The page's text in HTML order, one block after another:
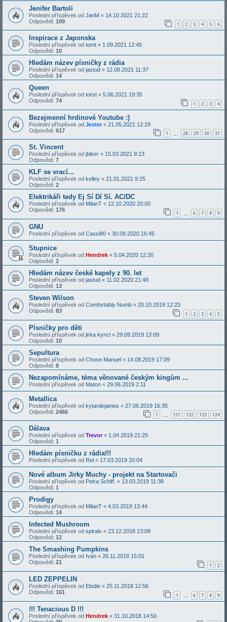
Jenifer Bartoli
Poslední příspěvek od JanM « 14.10.2021 21:22
Odpovědi: 109 1 2 3 4 5 6
Inspirace z Japonska
Poslední příspěvek od tomt « 1.09.2021 12:45
Odpovědi: 10
Hledám název písničky z rádia
Poslední příspěvek od jastud « 12.08.2021 11:37
Odpovědi: 14
Queen
Poslední příspěvek od torst « 5.06.2021 19:35
Odpovědi: 74 1 2 3 4
Bezejmenní hrdinové Youtube :)
Poslední příspěvek od Jester« 21.05.2021 12:29
Odpovědi: 617 1 28 29 30 31
St. Vincent
Poslední příspěvek od jbiker « 15.03.2021 9:13
Odpovědi: 7
KLF se vrací...
Poslední příspěvek od kelley « 21.01.2021 9:25
Odpovědi: 2
Elektrikáři tedy Ej Sí Dí Sí. AC/DC
Poslední příspěvek od MilanT « 12.10.2020 20:00
Odpovědi: 176 1 6 7 8 9
GNU
Poslední příspěvek od Cassi80 « 30.09.2020 16:45
Stupnice
Poslední příspěvek od Hendrek « 5.04.2020 12:30
Odpovědi: 2
Hledám název české kapely z 90. let
Poslední příspěvek od jastud « 11.02.2020 21:49
Odpovědi: 13
Steven Wilson
Poslední příspěvek od Comfortably Numb « 20.10.2019 12:23
Odpovědi: 83 1 2 3 4 5
Písničky pro děti
Poslední příspěvek od jirka kyncl « 29.09.2019 13:09
Odpovědi: 10
Sepultura
Poslední příspěvek od Chose Manuel « 14.08.2019 17:09
Odpovědi: 8
Nezapomínáme, téma věnované českým kingům ...
Poslední příspěvek od Maton « 29.06.2019 2:11
Metallica
Poslední příspěvek od kytarákjames « 27.06.2019 16:35
Odpovědi: 2466 1 121 122 123 124
Dálava
Poslední příspěvek od Trevor« 1.04.2019 21:25
Odpovědi: 1
Hledám písničku z rádia!!!
Poslední příspěvek od Rel « 17.03.2019 20:04
Nové album Jirky Muchy - projekt na Startovači
Poslední příspěvek od Petra Schiff. « 13.03.2019 11:38
Odpovědi: 1
Prodigy
Poslední příspěvek od MilanT « 4.03.2019 13:44
Odpovědi: 14
Infected Mushroom
Poslední příspěvek od spiralx « 23.12.2018 13:09
Odpovědi: 12
The Smashing Pumpkins
Poslední příspěvek od Ivan « 26.11.2018 15:01
Odpovědi: 21 1 2
LED ZEPPELIN
Poslední příspěvek od Elodie « 25.11.2018 12:56
Odpovědi: 161 1 … 6 7 8 9
!!! Tenacious D !!!
Poslední příspěvek od Hendrek « 31.10.2018 14:50